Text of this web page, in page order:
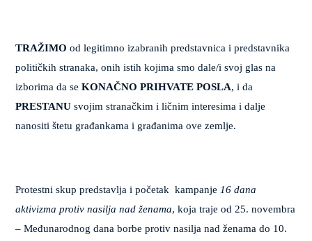
TRAŽIMOod legitimno izabranih predstavnica i predstavnika
političkih stranaka, onih istih kojima smo dale/i svoj glas na
izborima da seKONAČNO PRIHVATE POSLA, i da
PRESTANU svojim stranačkim i ličnim interesima i dalje
nanositi štetu građankama i građanima ove zemlje.
Protestni skup predstavlja i početak kampanje 16 dana
aktivizma protiv nasilja nad ženama, koja traje od 25. novembra
– Međunarodnog dana borbe protiv nasilja nad ženama do 10.